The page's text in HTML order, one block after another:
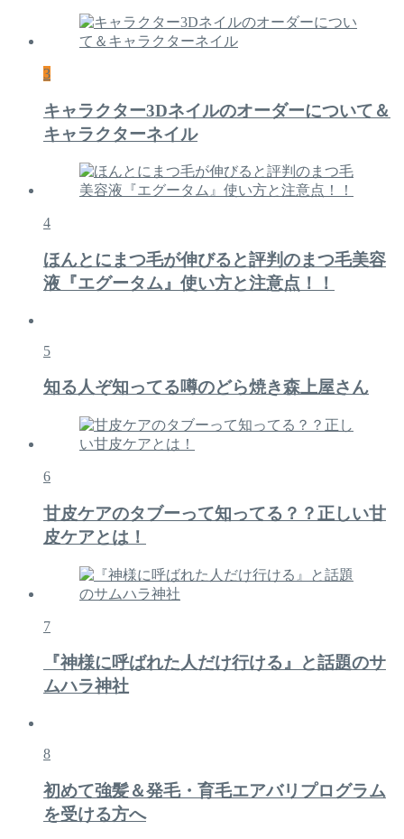
3
キャラクター3Dネイルのオーダーについて＆
キャラクターネイル
4
ほんとにまつ毛が伸びると評判のまつ毛美容
液『エグータム』使い方と注意点！！
5
知る人ぞ知ってる噂のどら焼き森上屋さん
6
甘皮ケアのタブーって知ってる？？正しい甘
皮ケアとは！
7
『神様に呼ばれた人だけ行ける』と話題のサ
ムハラ神社
8
初めて強髪＆発毛・育毛エアバリプログラム
を受ける方へ